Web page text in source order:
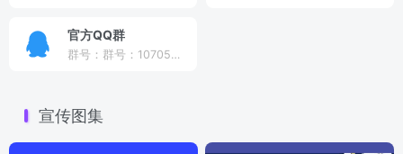
官方QQ群
群号：群号：1070577727
宣传图集